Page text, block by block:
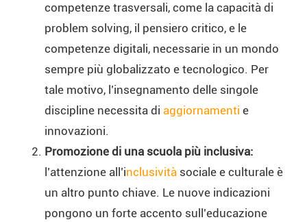
competenze trasversali, come la capacità di
problem solving, il pensiero critico, e le
competenze digitali, necessarie in un mondo
sempre più globalizzato e tecnologico. Per
tale motivo, l’insegnamento delle singole
discipline necessita di aggiornamenti e
innovazioni.
Promozione di una scuola più inclusiva:
l’attenzione all’inclusività sociale e culturale è
un altro punto chiave. Le nuove indicazioni
pongono un forte accento sull’educazione